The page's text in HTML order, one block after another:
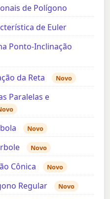
de Polígono
de Euler
Ponto-Inclinação
da Reta Novo
Paralelas e
Novo
Novo
Cônica Novo
Regular Novo